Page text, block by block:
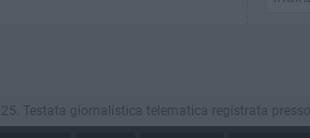
Testata giornalistica telematica registrata